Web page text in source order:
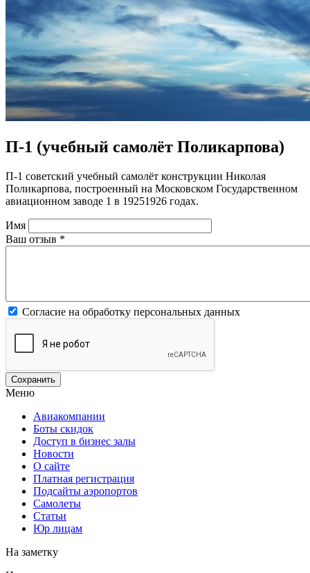
П-1 (учебный самолёт Поликарпова)
П-1 советский учебный самолёт конструкции Николая
Поликарпова, построенный на Московском Государственном
авиационном заводе 1 в 19251926 годах.
Имя
Ваш отзыв *
Согласие на обработку персональных данных
Меню
Авиакомпании
Боты скидок
Доступ в бизнес залы
Новости
О сайте
Платная регистрация
Подсайты аэропортов
Самолеты
Статьи
Юр лицам
На заметку